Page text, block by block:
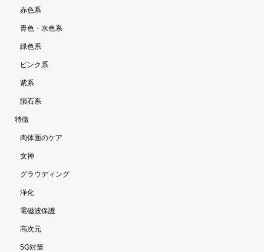
赤色系
青色・水色系
緑色系
ピンク系
紫系
隕石系
特徴
肉体面のケア
女神
グラウディング
浄化
電磁波保護
高次元
5G対策